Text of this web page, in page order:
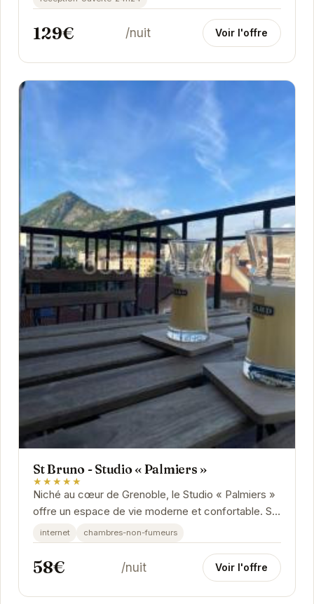
129€ /nuit Voir l'offre
St Bruno - Studio « Palmiers »
★★★★★
Niché au cœur de Grenoble, le Studio « Palmiers »
offre un espace de vie moderne et confortable. Sa
situation idéale vous permet d'accéder...
internet chambres-non-fumeurs
58€ /nuit Voir l'offre